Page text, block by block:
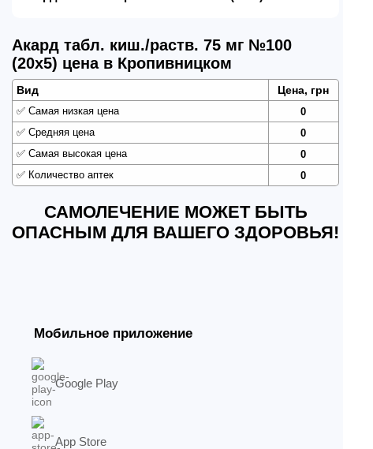
Акард табл. киш./раств. 75 мг №100
(20х5) цена в Кропивницком
Вид Цена, грн
✅ Самая низкая цена
0
✅ Средняя цена
0
✅ Самая высокая цена
0
✅ Количество аптек 0
САМОЛЕЧЕНИЕ МОЖЕТ БЫТЬ
ОПАСНЫМ ДЛЯ ВАШЕГО ЗДОРОВЬЯ!
Мобильное приложение
Google Play
App Store